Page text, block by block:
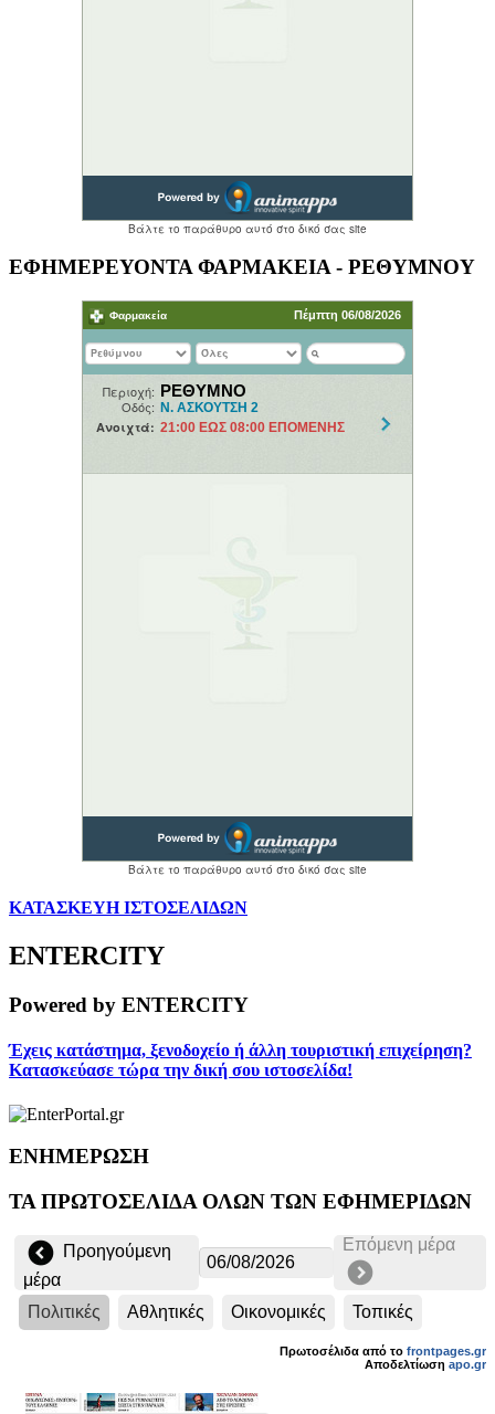
ΕΦΗΜΕΡΕΥΟΝΤΑ ΦΑΡΜΑΚΕΙΑ - ΡΕΘΥΜΝΟΥ
ΚΑΤΑΣΚΕΥΗ ΙΣΤΟΣΕΛΙΔΩΝ
ENTERCITY
Powered by ENTERCITY
Έχεις κατάστημα, ξενοδοχείο ή άλλη τουριστική επιχείρηση?
Κατασκεύασε τώρα την δική σου ιστοσελίδα!
ΕΝΗΜΕΡΩΣΗ
ΤΑ ΠΡΩΤΟΣΕΛΙΔΑ ΟΛΩΝ ΤΩΝ ΕΦΗΜΕΡΙΔΩΝ